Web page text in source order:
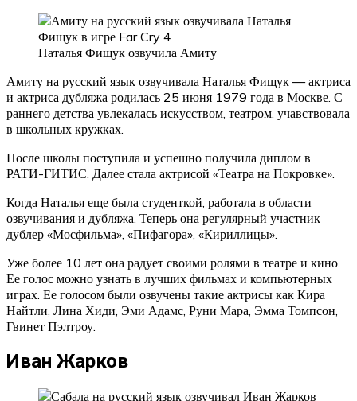
Наталья Фищук озвучила Амиту
Амиту на русский язык озвучивала Наталья Фищук — актриса
и актриса дубляжа родилась 25 июня 1979 года в Москве. С
раннего детства увлекалась искусством, театром, учавствовала
в школьных кружках.
После школы поступила и успешно получила диплом в
РАТИ-ГИТИС. Далее стала актрисой «Театра на Покровке».
Когда Наталья еще была студенткой, работала в области
озвучивания и дубляжа. Теперь она регулярный участник
дублер «Мосфильма», «Пифагора», «Кириллицы».
Уже более 10 лет она радует своими ролями в театре и кино.
Ее голос можно узнать в лучших фильмах и компьютерных
играх. Ее голосом были озвучены такие актрисы как Кира
Найтли, Лина Хиди, Эми Адамс, Руни Мара, Эмма Томпсон,
Гвинет Пэлтроу.
Иван Жарков